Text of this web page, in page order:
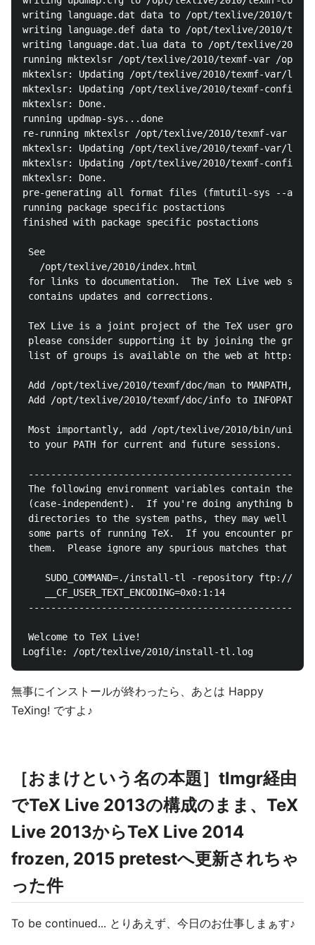
writing language.dat data to /opt/texlive/2010/
writing language.def data to /opt/texlive/2010/
writing language.dat.lua data to /opt/texlive/2010/
running mktexlsr /opt/texlive/2010/texmf-var /opt/
mktexlsr: Updating /opt/texlive/2010/texmf-var/ls-
mktexlsr: Updating /opt/texlive/2010/texmf-
mktexlsr: Done.
running updmap-sys...done
re-running mktexlsr /opt/texlive/2010/texmf-var /
mktexlsr: Updating /opt/texlive/2010/texmf-var/ls-
mktexlsr: Updating /opt/texlive/2010/texmf-
mktexlsr: Done.
pre-generating all format files (fmtutil-sys --all),
running package specific postactions
finished with package specific postactions
See
   /opt/texlive/2010/index.html
for links to documentation.  The TeX Live web
contains updates and corrections.
TeX Live is a joint project of the TeX user groups
please consider supporting it by joining the group
list of groups is available on the web at http://
Add /opt/texlive/2010/texmf/doc/man to MANPATH,
Add /opt/texlive/2010/texmf/doc/info to INFOPATH.
Most importantly, add /opt/texlive/2010/bin/
to your PATH for current and future sessions.
The following environment variables contain the
(case-independent).  If you're doing anything but
directories to the system paths, they may well
some parts of running TeX.  If you encounter
them.  Please ignore any spurious matches that
SUDO_COMMAND=./install-tl -repository ftp://
    __CF_USER_TEXT_ENCODING=0x0:1:14
Welcome to TeX Live!
無事にインストールが終わったら、あとは Happy
TeXing! ですよ♪
［おまけという名の本題］tlmgr経由
でTeX Live 2013の構成のまま、TeX
Live 2013からTeX Live 2014
frozen, 2015 pretestへ更新されちゃ
った件
To be continued... とりあえず、今日のお仕事しまぁす♪